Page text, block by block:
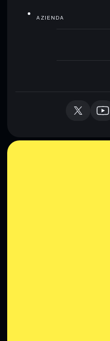
AZIENDA